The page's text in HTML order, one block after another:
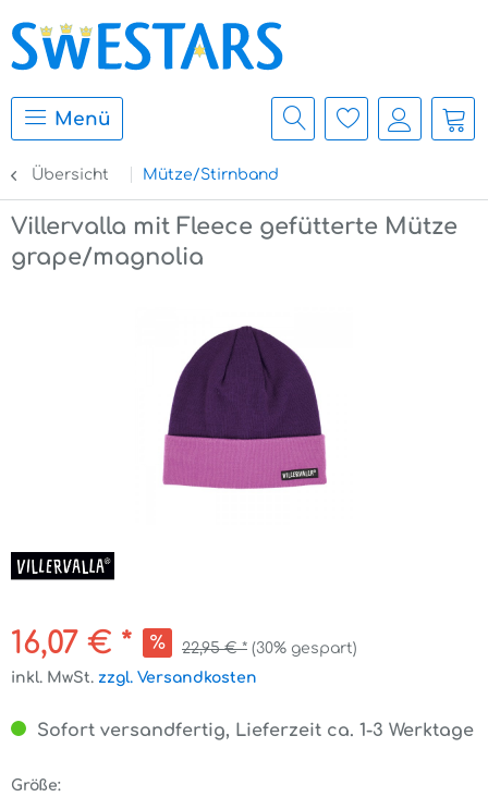
Menü
Übersicht Mütze/Stirnband
Villervalla mit Fleece gefütterte Mütze
grape/magnolia
16,07 € * 22,95 € * (30% gespart)
inkl. MwSt. zzgl. Versandkosten
Sofort versandfertig, Lieferzeit ca. 1-3 Werktage
Größe: